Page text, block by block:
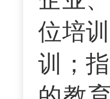
位培
训；